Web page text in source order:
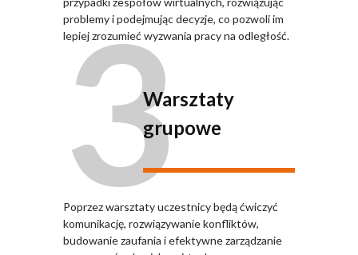
problemy i podejmując decyzje, co pozwoli im
lepiej zrozumieć wyzwania pracy na odległość.
3Warsztaty
grupowe
Poprzez warsztaty uczestnicy będą ćwiczyć
komunikację, rozwiązywanie konfliktów,
budowanie zaufania i efektywne zarządzanie